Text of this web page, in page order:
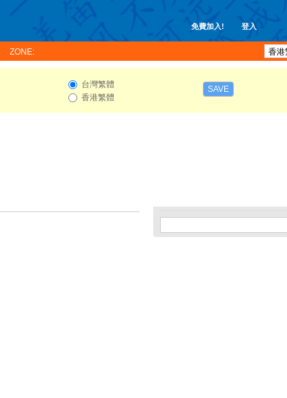
免費加入! 登入
ZONE:
台灣繁體
香港繁體
SAVE